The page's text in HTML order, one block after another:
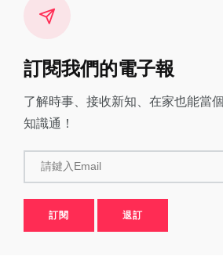
訂閱我們的電子報
了解時事、接收新知、在家也能當個
知識通！
請鍵入Email
訂閱 退訂